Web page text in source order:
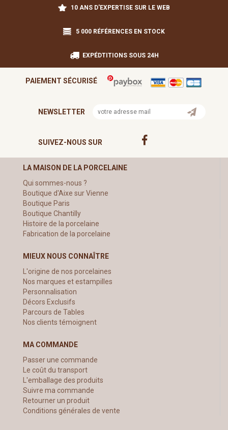
10 ANS D'EXPERTISE SUR LE WEB
5 000 RÉFÉRENCES EN STOCK
EXPÉDTITIONS SOUS 24H
PAIEMENT SÉCURISÉ
NEWSLETTER
SUIVEZ-NOUS SUR
LA MAISON DE LA PORCELAINE
Qui sommes-nous ?
Boutique d'Aixe sur Vienne
Boutique Paris
Boutique Chantilly
Histoire de la porcelaine
Fabrication de la porcelaine
MIEUX NOUS CONNAÎTRE
L'origine de nos porcelaines
Nos marques et estampilles
Personnalisation
Décors Exclusifs
Parcours de Tables
Nos clients témoignent
MA COMMANDE
Passer une commande
Le coût du transport
L'emballage des produits
Suivre ma commande
Retourner un produit
Conditions générales de vente